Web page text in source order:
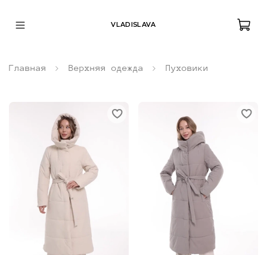
VLADISLAVA
Главная Верхняя одежда Пуховики